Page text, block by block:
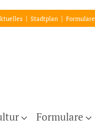
| Stadtplan | Formulare
Formulare